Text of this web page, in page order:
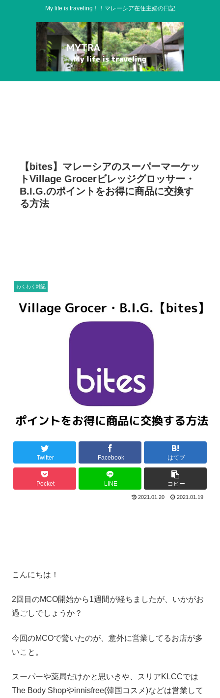
My life is traveling！！マレーシア在住主婦の日記
【bites】マレーシアのスーパーマーケッ
トVillage Grocerビレッジグロッサー・
B.I.G.のポイントをお得に商品に交換す
る方法
わくわく雑記
Twitter Facebook はてブ
Pocket LINE コピー
2021.01.20 2021.01.19
こんにちは！
2回目のMCO開始から1週間が経ちましたが、いかがお
過ごしでしょうか？
今回のMCOで驚いたのが、意外に営業してるお店が多
いこと。
スーパーや薬局だけかと思いきや、スリアKLCCでは
The Body Shopやinnisfree(韓国コスメ)などは営業して